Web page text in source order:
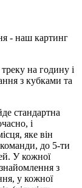
- наш картинг
на годину і
з кубками та
стандартна
і
яке він
до 5-ти
У кожної
з
у кожної